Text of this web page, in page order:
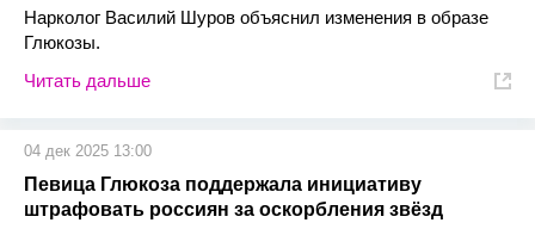
Нарколог Василий Шуров объяснил изменения в образе
Глюкозы.
Читать дальше
04 дек 2025 13:00
Певица Глюкоза поддержала инициативу
штрафовать россиян за оскорбления звёзд